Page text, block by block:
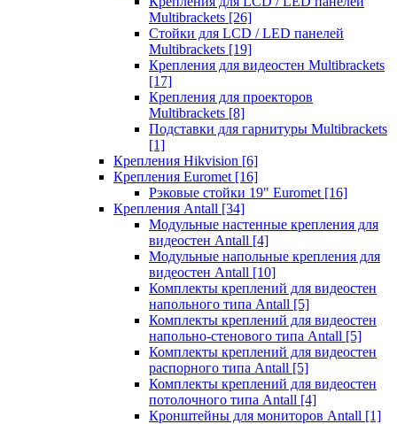
Multibrackets [26]
Стойки для LCD / LED панелей
Multibrackets [19]
Крепления для видеостен Multibrackets
[17]
Крепления для проекторов
Multibrackets [8]
Подставки для гарнитуры Multibrackets
[1]
Крепления Hikvision [6]
Крепления Euromet [16]
Рэковые стойки 19" Euromet [16]
Крепления Antall [34]
Модульные настенные крепления для
видеостен Antall [4]
Модульные напольные крепления для
видеостен Antall [10]
Комплекты креплений для видеостен
напольного типа Antall [5]
Комплекты креплений для видеостен
напольно-стенового типа Antall [5]
Комплекты креплений для видеостен
распорного типа Antall [5]
Комплекты креплений для видеостен
потолочного типа Antall [4]
Кронштейны для мониторов Antall [1]